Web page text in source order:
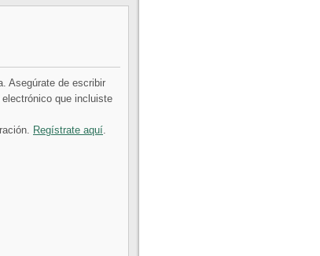
Asegúrate de escribir
que incluiste
Regístrate aquí.